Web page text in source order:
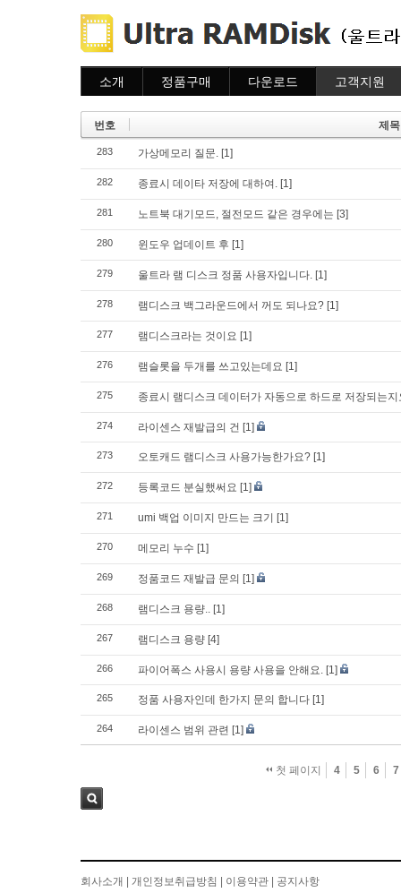
소개 정품구매
이용안내
다운로드 고객지원
자주묻는질문
질문하기
번호 제목
283 가상메모리 질문. [1]
282 종료시 데이타 저장에 대하여. [1]
281 노트북 대기모드, 절전모드 같은 경우에는 [3]
280 윈도우 업데이트 후 [1]
279 울트라 램 디스크 정품 사용자입니다. [1]
278 램디스크 백그라운드에서 꺼도 되나요? [1]
277 램디스크라는 것이요 [1]
276 램슬롯을 두개를 쓰고있는데요 [1]
275 종료시 램디스크 데이터가 자동으로 하드로 저장되는지
274 라이센스 재발급의 건 [1]
273 오토캐드 램디스크 사용가능한가요? [1]
272 등록코드 분실했써요 [1]
271 umi 백업 이미지 만드는 크기 [1]
270 메모리 누수 [1]
269 정품코드 재발급 문의 [1]
268 램디스크 용량.. [1]
267 램디스크 용량 [4]
266 파이어폭스 사용시 용량 사용을 안해요. [1]
265 정품 사용자인데 한가지 문의 합니다 [1]
264 라이센스 범위 관련 [1]
첫 페이지 4 5 6 7
회사소개 개인정보취급방침 이용약관 공지사항